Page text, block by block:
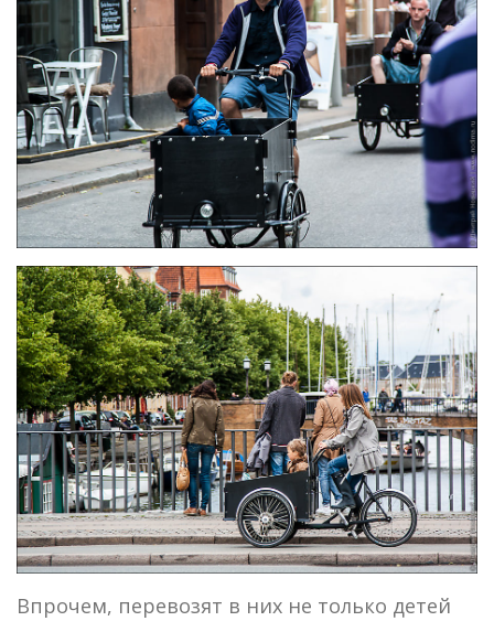
Впрочем, перевозят в них не только детей